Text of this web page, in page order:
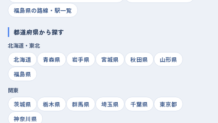
福島県の路線・駅一覧
都道府県から探す
北海道・東北
北海道
青森県 岩手県 宮城県 秋田県
山形県
福島県
関東
茨城県
栃木県 群馬県 埼玉県 千葉県
東京都
神奈川県